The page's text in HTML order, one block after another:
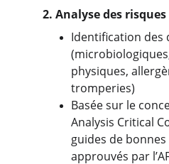
2. Analyse des risques
Identification des
physiques,
tromperies)
Basée sur le
Analysis Critical
guides de
approuvés par